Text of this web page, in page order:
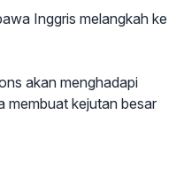
Inggris melangkah ke
akan menghadapi
membuat kejutan besar